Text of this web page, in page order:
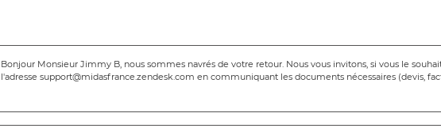
Bonjour Monsieur Jimmy B, nous sommes navrés de votre retour. Nous vous invitons, si vous le
l'adresse support@midasfrance.zendesk.com en communiquant les documents nécessaires (devis,